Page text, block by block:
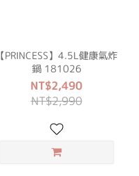
【PRINCESS】4.5L健康氣炸
鍋 181026
NT$2,490
NT$2,990